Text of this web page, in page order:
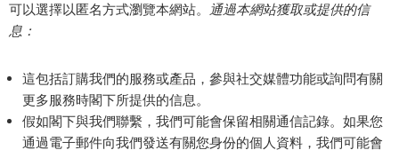
可以選擇以匿名方式瀏覽本網站。 通過本網站獲取或提供的信
息：
這包括訂購我們的服務或產品，參與社交媒體功能或詢問有關
更多服務時閣下所提供的信息。
假如閣下與我們聯繫，我們可能會保留相關通信記錄。如果您
通過電子郵件向我們發送有關您身份的個人資料，我們可能會